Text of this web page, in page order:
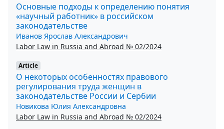
Основные подходы к определению понятия
«научный работник» в российском
законодательстве
Иванов Ярослав Александрович
Labor Law in Russia and Abroad № 02/2024
Article
О некоторых особенностях правового
регулирования труда женщин в
законодательстве России и Сербии
Новикова Юлия Александровна
Labor Law in Russia and Abroad № 02/2024